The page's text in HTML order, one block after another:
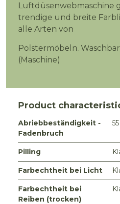
Luftdüsenwebmaschine
trendige und breite
alle Arten von
Polstermöbeln.
(Maschine)
Product
Abriebbeständigkeit -
Fadenbruch
Pilling
Farbechtheit bei Licht
Farbechtheit bei
Reiben (trocken)